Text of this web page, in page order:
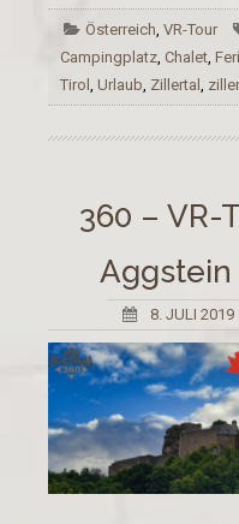
Österreich ,VR-Tour
Campingplatz Chalet
Tirol
Urlaub Zillertal
360 – VR-
Aggstein
8. JULI 2019